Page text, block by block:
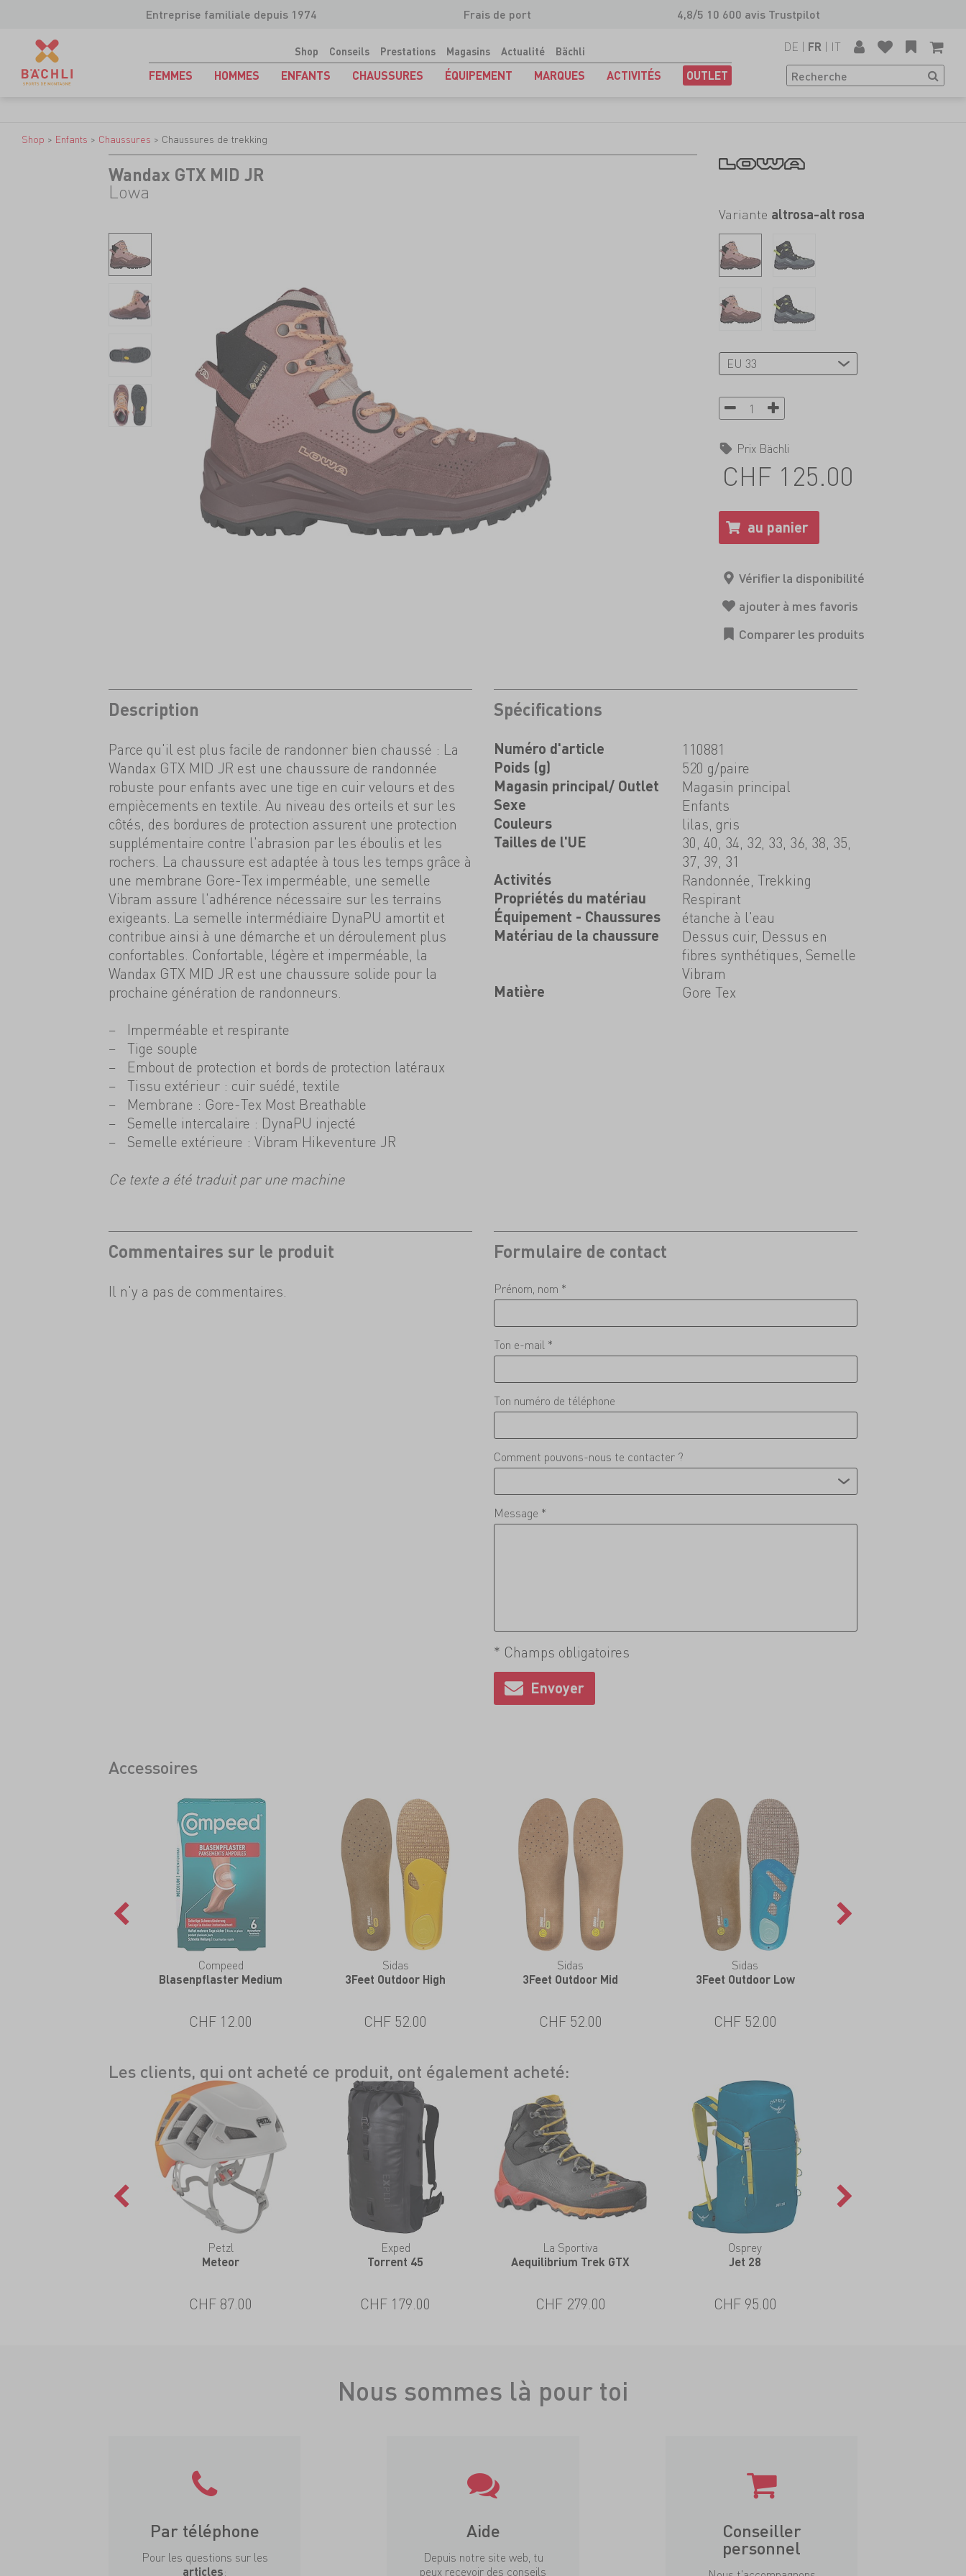
Entreprise familiale depuis 1974 Frais de port 4,8/5 10 600 avis Trustpilot
Shop Conseils Prestations Magasins Actualité Bächli
FEMMES HOMMES ENFANTS CHAUSSURES ÉQUIPEMENT MARQUES ACTIVITÉS OUTLET
DE | FR | IT
Shop > Enfants > Chaussures > Chaussures de trekking
Wandax GTX MID JR
Lowa
Variante altrosa-alt rosa
Prix Bächli
CHF 125.00
Description
Parce qu'il est plus facile de randonner bien chaussé : La
Wandax GTX MID JR est une chaussure de randonnée
robuste pour enfants avec une tige en cuir velours et des
empiècements en textile. Au niveau des orteils et sur les
côtés, des bordures de protection assurent une protection
supplémentaire contre l'abrasion par les éboulis et les
rochers. La chaussure est adaptée à tous les temps grâce à
une membrane Gore-Tex imperméable, une semelle
Vibram assure l'adhérence nécessaire sur les terrains
exigeants. La semelle intermédiaire DynaPU amortit et
contribue ainsi à une démarche et un déroulement plus
confortables. Confortable, légère et imperméable, la
Wandax GTX MID JR est une chaussure solide pour la
prochaine génération de randonneurs.
Imperméable et respirante
Tige souple
Embout de protection et bords de protection latéraux
Tissu extérieur : cuir suédé, textile
Membrane : Gore-Tex Most Breathable
Semelle intercalaire : DynaPU injecté
Semelle extérieure : Vibram Hikeventure JR
Ce texte a été traduit par une machine
Spécifications
Numéro d'article 110881
Poids (g) 520 g/paire
Magasin principal/ Outlet Magasin principal
Sexe Enfants
Couleurs lilas, gris
Tailles de l'UE
30, 40, 34, 32, 33, 36, 38, 35,
37, 39, 31
Activités Randonnée, Trekking
Propriétés du matériau Respirant
Équipement - Chaussures étanche à l'eau
Matériau de la chaussure
Dessus cuir, Dessus en
fibres synthétiques, Semelle
Vibram
Matière Gore Tex
Commentaires sur le produit
Il n'y a pas de commentaires.
Formulaire de contact
Prénom, nom *
Ton e-mail *
Ton numéro de téléphone
Comment pouvons-nous te contacter ?
Message *
* Champs obligatoires
Accessoires
Compeed
Blasenpflaster Medium
CHF 12.00
Sidas
3Feet Outdoor High
CHF 52.00
Sidas
3Feet Outdoor Mid
CHF 52.00
Sidas
3Feet Outdoor Low
CHF 52.00
Les clients, qui ont acheté ce produit, ont également acheté:
Petzl
Meteor
CHF 87.00
Exped
Torrent 45
CHF 179.00
La Sportiva
Aequilibrium Trek GTX
CHF 279.00
Osprey
Jet 28
CHF 95.00
Nous sommes là pour toi
Par téléphone
Pour les questions sur les
articles:
Aide
Depuis notre site web, tu
peux recevoir des conseils
Conseiller
personnel